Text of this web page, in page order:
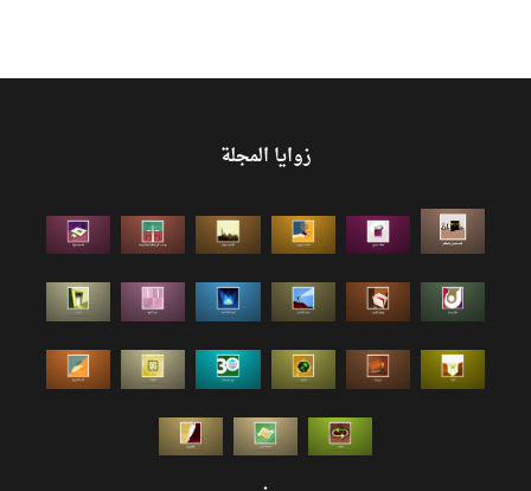
زوايا المجلة